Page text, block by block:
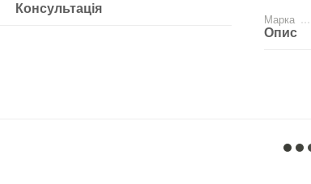
Консультація
Марка
Опис